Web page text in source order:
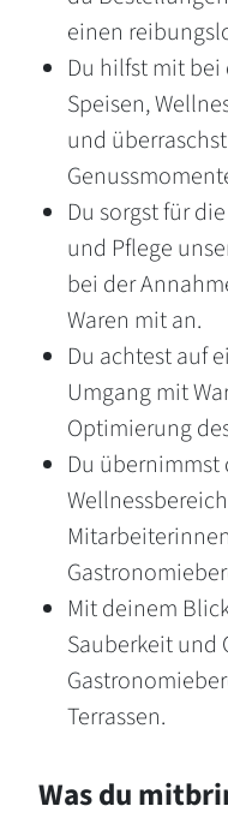
einen
Du hilfst mit
Speisen,
und
Du sorgst für
und Pflege
bei der
Waren mit an.
Du achtest auf
Umgang mit
Optimierung
Du
Mit deinem
Sauberkeit und
Terrassen.
Was du